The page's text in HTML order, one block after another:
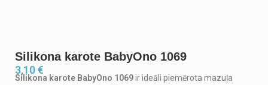
Silikona karote BabyOno 1069
3,10€
Silikona karote BabyOno 1069ir ideāli piemērota mazuļa